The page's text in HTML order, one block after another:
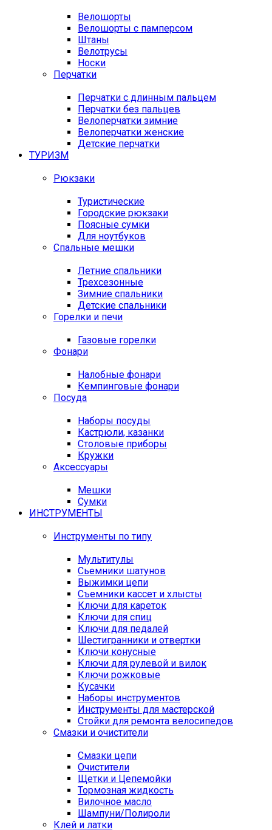
Велошорты
Велошорты с памперсом
Штаны
Велотрусы
Носки
Перчатки
Перчатки с длинным пальцем
Перчатки без пальцев
Велоперчатки зимние
Велоперчатки женские
Детские перчатки
ТУРИЗМ
Рюкзаки
Туристические
Городские рюкзаки
Поясные сумки
Для ноутбуков
Спальные мешки
Летние спальники
Трехсезонные
Зимние спальники
Детские спальники
Горелки и печи
Газовые горелки
Фонари
Налобные фонари
Кемпинговые фонари
Посуда
Наборы посуды
Кастрюли, казанки
Столовые приборы
Кружки
Аксессуары
Мешки
Сумки
ИНСТРУМЕНТЫ
Инструменты по типу
Мультитулы
Сьемники шатунов
Выжимки цепи
Съемники кассет и хлысты
Ключи для кареток
Ключи для спиц
Ключи для педалей
Шестигранники и отвертки
Ключи конусные
Ключи для рулевой и вилок
Ключи рожковые
Кусачки
Наборы инструментов
Инструменты для мастерской
Стойки для ремонта велосипедов
Смазки и очистители
Смазки цепи
Очистители
Щетки и Цепемойки
Тормозная жидкость
Вилочное масло
Шампуни/Полироли
Клей и латки